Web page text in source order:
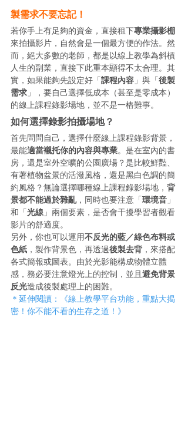
製需求不要忘記！
若你手上有足夠的資金，直接租下專業攝影棚
來拍攝影片，自然會是一個最方便的作法。然
而，絕大多數的老師，都是以線上教學為斜槓
人生的副業，直接下此重本顯得不太合理。其
實，如果能夠先設定好「課程內容 」與「後製
需求 」，要自己選擇低成本（甚至是零成本）
的線上課程錄影場地，並不是一樁難事。
如何選擇錄影拍攝場地？
首先問問自己，選擇什麼線上課程錄影背景，
最能適當襯托你的內容與專業。是在室內的書
房，還是室外空曠的公園廣場？是比較鮮豔、
有著植物盆景的活潑風格，還是黑白色調的簡
約風格？無論選擇哪種線上課程錄影場地， 背
景都不能過於雜亂，同時也要注意「環境音 」
和「光線 」兩個要素，是否會干擾學習者觀看
影片的舒適度。
另外，你也可以運用不反光的藍／綠色布料或
色紙 ，製作背景色，再透過後製去背，來搭配
各式簡報或圖表。由於光影能構成物體立體
感，務必要注意燈光上的控制，並且避免背景
反光造成後製處理上的困難。
＊延伸閱讀：《線上教學平台功能，重點大揭
密！你不能不看的生存之道！》